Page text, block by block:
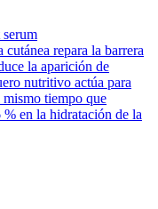
repara la barrera
la aparición de
nutritivo actúa para
mismo tiempo que
en la hidratación de la